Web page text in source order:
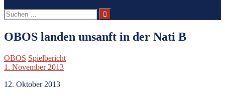
Suchen
nach:
OBOS landen unsanft in der Nati B
OBOS Spielbericht
1. November 2013
12. Oktober 2013